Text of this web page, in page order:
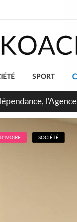
SPORT
les agents
SOCIÉTÉ